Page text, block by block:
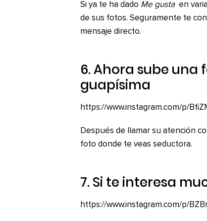
Si ya te ha dado Me gusta en
de sus fotos. Seguramente te
mensaje directo.
6. Ahora sube una
guapísima
https://www.instagram.com/p/
Después de llamar su atención
foto donde te veas seductora.
7. Si te interesa
https://www.instagram.com/p/